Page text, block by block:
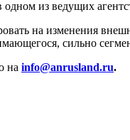
из ведущих
на изменения
сильно
на info@anrusland.ru.